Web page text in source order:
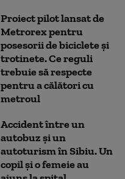
Proiect pilot lansat de
Metrorex pentru
posesorii de biciclete şi
trotinete. Ce reguli
trebuie să respecte
pentru a călători cu
metroul
Accident între un
autobuz și un
autoturism în Sibiu. Un
copil și o femeie au